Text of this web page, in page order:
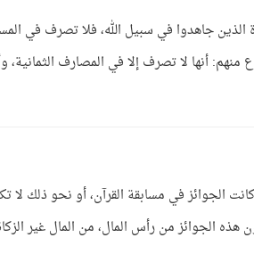
الذين جاهدوا في سبيل الله، فلا تصرف في
أنها لا تصرف إلا في المصارف
الجوائز في مسابقة القرآن، أو نحو ذلك لا
هذه الجوائز من رأس المال، من المال غير